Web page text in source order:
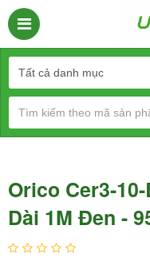
Orico Cer3-
Dài 1M Đen -